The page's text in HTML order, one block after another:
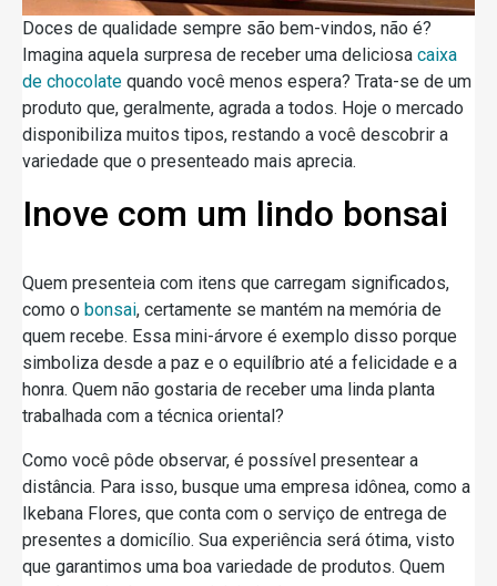
Doces de qualidade sempre são bem-vindos, não é?
Imagina aquela surpresa de receber uma deliciosa caixa
de chocolate quando você menos espera? Trata-se de um
produto que, geralmente, agrada a todos. Hoje o mercado
disponibiliza muitos tipos, restando a você descobrir a
variedade que o presenteado mais aprecia.
Inove com um lindo bonsai
Quem presenteia com itens que carregam significados,
como o bonsai, certamente se mantém na memória de
quem recebe. Essa mini-árvore é exemplo disso porque
simboliza desde a paz e o equilíbrio até a felicidade e a
honra. Quem não gostaria de receber uma linda planta
trabalhada com a técnica oriental?
Como você pôde observar, é possível presentear a
distância. Para isso, busque uma empresa idônea, como a
Ikebana Flores, que conta com o serviço de entrega de
presentes a domicílio. Sua experiência será ótima, visto
que garantimos uma boa variedade de produtos. Quem